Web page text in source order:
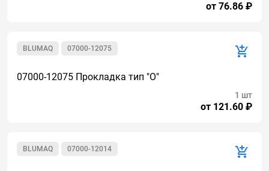
от 76.86 ₽
07000-12075
BLUMAQ
07000-12075 Прокладка тип "О"
от 121.60 ₽
1 шт
07000-12014
BLUMAQ